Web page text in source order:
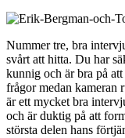
Nummer tre, bra
svårt att hitta. Du har
kunnig och är bra på
frågor medan kameran
är ett mycket bra
och är duktig på att
största delen hans